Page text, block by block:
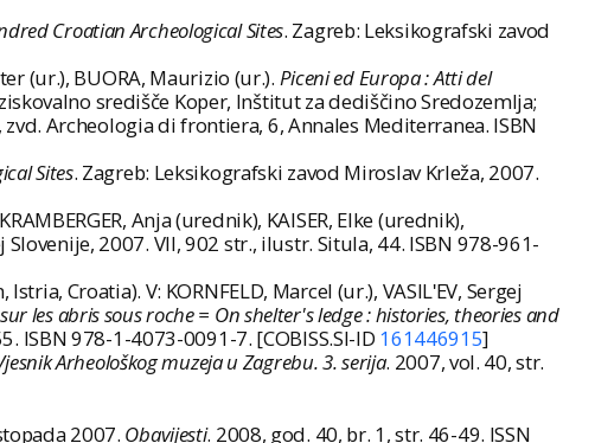
Croatian Archeological Sites. Zagreb: Leksikografski zavod
(ur.), BUORA, Maurizio (ur.). Piceni ed Europa : Atti del
središče Koper, Inštitut za dediščino Sredozemlja;
Archeologia di frontiera, 6, Annales Mediterranea. ISBN
Sites. Zagreb: Leksikografski zavod Miroslav Krleža, 2007.
Anja (urednik), KAISER, Elke (urednik),
2007. VII, 902 str., ilustr. Situla, 44. ISBN 978-961-
Croatia). V: KORNFELD, Marcel (ur.), VASILʹEV, Sergej
les abris sous roche = On shelter's ledge : histories, theories and
ISBN 978-1-4073-0091-7. [COBISS.SI-ID 161446915]
Arheološkog muzeja u Zagrebu. 3. serija. 2007, vol. 40, str.
2007. Obavijesti. 2008, god. 40, br. 1, str. 46-49. ISSN